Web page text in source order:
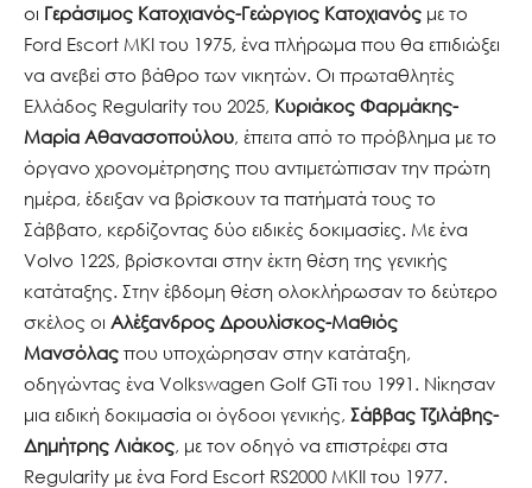
οι Γεράσιμος Κατοχιανός-Γεώργιος Κατοχιανός με το
Ford Escort MKI του 1975, ένα πλήρωμα που θα επιδιώξει
να ανεβεί στο βάθρο των νικητών. Οι πρωταθλητές
Ελλάδος Regularity του 2025, Κυριάκος Φαρμάκης-
Μαρία Αθανασοπούλου, έπειτα από το πρόβλημα με το
όργανο χρονομέτρησης που αντιμετώπισαν την πρώτη
ημέρα, έδειξαν να βρίσκουν τα πατήματά τους το
Σάββατο, κερδίζοντας δύο ειδικές δοκιμασίες. Με ένα
Volvo 122S, βρίσκονται στην έκτη θέση της γενικής
κατάταξης. Στην έβδομη θέση ολοκλήρωσαν το δεύτερο
σκέλος οι Αλέξανδρος Δρουλίσκος-Μαθιός
Μανσόλας που υποχώρησαν στην κατάταξη,
οδηγώντας ένα Volkswagen Golf GTi του 1991. Νίκησαν
μια ειδική δοκιμασία οι όγδοοι γενικής, Σάββας Τζιλάβης-
Δημήτρης Λιάκος, με τον οδηγό να επιστρέφει στα
Regularity με ένα Ford Escort RS2000 MKII του 1977.